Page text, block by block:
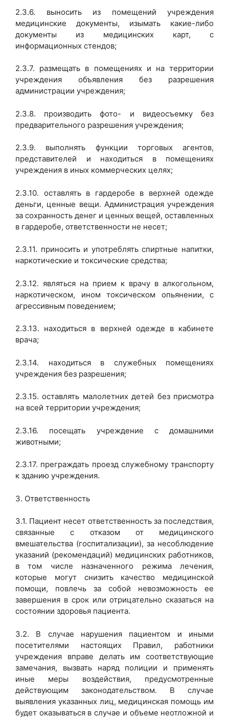
2.3.6. выносить из помещений учреждения
медицинские документы, изымать какие-либо
документы из медицинских карт, с
информационных стендов;
2.3.7. размещать в помещениях и на территории
учреждения объявления без разрешения
администрации учреждения;
2.3.8. производить фото- и видеосъемку без
предварительного разрешения учреждения;
2.3.9. выполнять функции торговых агентов,
представителей и находиться в помещениях
учреждения в иных коммерческих целях;
2.3.10. оставлять в гардеробе в верхней одежде
деньги, ценные вещи. Администрация учреждения
за сохранность денег и ценных вещей, оставленных
в гардеробе, ответственности не несет;
2.3.11. приносить и употреблять спиртные напитки,
наркотические и токсические средства;
2.3.12. являться на прием к врачу в алкогольном,
наркотическом, ином токсическом опьянении, с
агрессивным поведением;
2.3.13. находиться в верхней одежде в кабинете
врача;
2.3.14. находиться в служебных помещениях
учреждения без разрешения;
2.3.15. оставлять малолетних детей без присмотра
на всей территории учреждения;
2.3.16. посещать учреждение с домашними
животными;
2.3.17. преграждать проезд служебному транспорту
к зданию учреждения.
3. Ответственность
3.1. Пациент несет ответственность за последствия,
связанные с отказом от медицинского
вмешательства (госпитализации), за несоблюдение
указаний (рекомендаций) медицинских работников,
в том числе назначенного режима лечения,
которые могут снизить качество медицинской
помощи, повлечь за собой невозможность ее
завершения в срок или отрицательно сказаться на
состоянии здоровья пациента.
3.2. В случае нарушения пациентом и иными
посетителями настоящих Правил, работники
учреждения вправе делать им соответствующие
замечания, вызвать наряд полиции и применять
иные меры воздействия, предусмотренные
действующим законодательством. В случае
выявления указанных лиц, медицинская помощь им
будет оказываться в случае и объеме неотложной и